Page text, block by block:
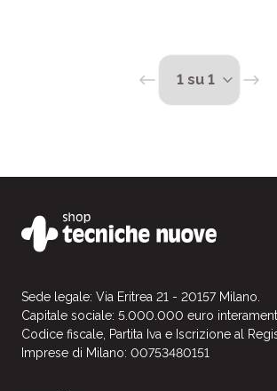
Sede legale: Via Eritrea 21 - 20157 Milano.
Capitale sociale: 5.000.000 euro
Codice fiscale, Partita Iva e Iscrizione al
Imprese di Milano: 00753480151